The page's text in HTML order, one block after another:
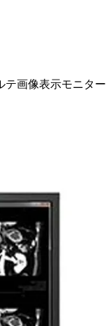
テ画像表示モニター